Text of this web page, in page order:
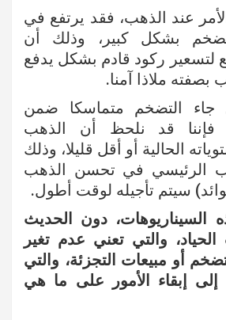
عند الذهب، فقد يرتفع في
بشكل كبير، وذلك أن
لتسعير ركود قادم بشكل يدفع
بصفته ملاذا آمنا.
جاء التضخم متماسكا ضمن
فإننا قد نلحظ أن الذهب
الحالية أو أقل قليلا، وذلك
الرئيسي في تحسن الذهب
سيتم تأجيله لوقت أطول.
دون الحديث
والتي تعني عدم تغير
أو مبيعات التجزئة، والتي
إبقاء الأمور على ما هي